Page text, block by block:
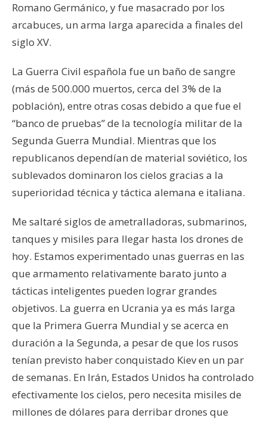
Romano Germánico, y fue masacrado por los
arcabuces, un arma larga aparecida a finales del
siglo XV.
La Guerra Civil española fue un baño de sangre
(más de 500.000 muertos, cerca del 3% de la
población), entre otras cosas debido a que fue el
“banco de pruebas” de la tecnología militar de la
Segunda Guerra Mundial. Mientras que los
republicanos dependían de material soviético, los
sublevados dominaron los cielos gracias a la
superioridad técnica y táctica alemana e italiana.
Me saltaré siglos de ametralladoras, submarinos,
tanques y misiles para llegar hasta los drones de
hoy. Estamos experimentado unas guerras en las
que armamento relativamente barato junto a
tácticas inteligentes pueden lograr grandes
objetivos. La guerra en Ucrania ya es más larga
que la Primera Guerra Mundial y se acerca en
duración a la Segunda, a pesar de que los rusos
tenían previsto haber conquistado Kiev en un par
de semanas. En Irán, Estados Unidos ha controlado
efectivamente los cielos, pero necesita misiles de
millones de dólares para derribar drones que